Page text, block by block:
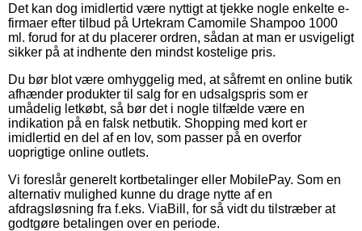
Det kan dog imidlertid være nyttigt at tjekke nogle enkelte e-
firmaer efter tilbud på Urtekram Camomile Shampoo 1000
ml. forud for at du placerer ordren, sådan at man er usvigeligt
sikker på at indhente den mindst kostelige pris.
Du bør blot være omhyggelig med, at såfremt en online butik
afhænder produkter til salg for en udsalgspris som er
umådelig letkøbt, så bør det i nogle tilfælde være en
indikation på en falsk netbutik. Shopping med kort er
imidlertid en del af en lov, som passer på en overfor
uoprigtige online outlets.
Vi foreslår generelt kortbetalinger eller MobilePay. Som en
alternativ mulighed kunne du drage nytte af en
afdragsløsning fra f.eks. ViaBill, for så vidt du tilstræber at
godtgøre betalingen over en periode.